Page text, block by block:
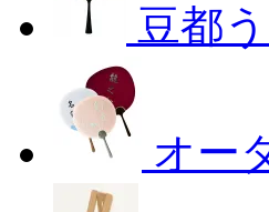
豆都
オー